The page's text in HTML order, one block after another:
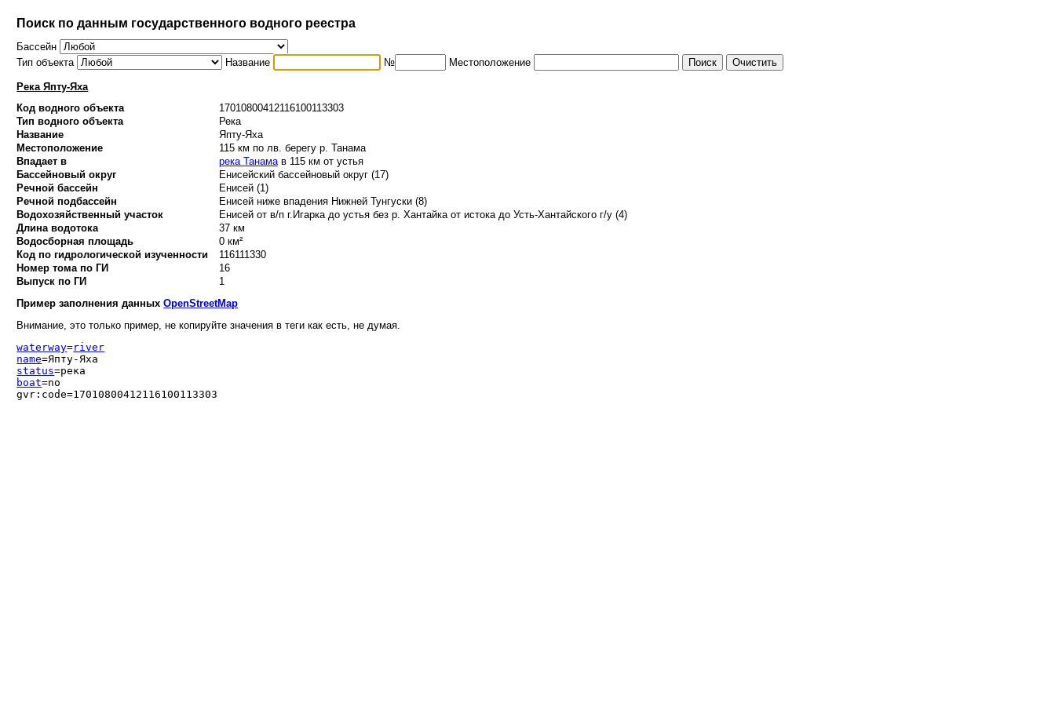
Поиск по данным государственного водного реестра
Бассейн
Тип объекта
Название № Местоположение
Река Япту-Яха
Код водного объекта
17010800412116100113303
Тип водного объекта
Река
Название
Япту-Яха
Местоположение
115 км по лв. берегу р. Танама
Впадает в
река Танамав 115 км от устья
Бассейновый округ
Енисейский бассейновый округ (17)
Речной бассейн
Енисей (1)
Речной подбассейн
Енисей ниже впадения Нижней Тунгуски (8)
Водохозяйственный участок
Енисей от в/п г.Игарка до устья без р. Хантайка от истока до Усть-Хантайского г/у (4)
Длина водотока
37 км
Водосборная площадь
0 км²
Код по гидрологической изученности
116111330
Номер тома по ГИ
16
Выпуск по ГИ
1
Пример заполнения данныхOpenStreetMap
Внимание, это только пример, не копируйте значения в теги как есть, не думая.
waterway=river
name=Япту-Яха
status=река
boat=no
gvr:code=17010800412116100113303